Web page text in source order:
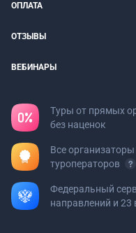
ОПЛАТА
ОТЗЫВЫ
ВЕБИНАРЫ
Туры от прямых
без наценок
Все организаторы
туроператоров
Федеральный
направлений и 23